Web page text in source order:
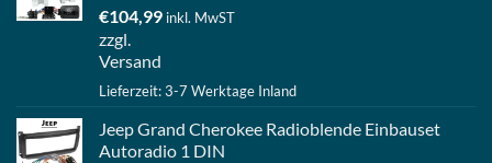
€104,99 inkl. MwST
zzgl.
Versand
Lieferzeit: 3-7 Werktage Inland
Jeep Grand Cherokee Radioblende Einbauset
Autoradio 1 DIN